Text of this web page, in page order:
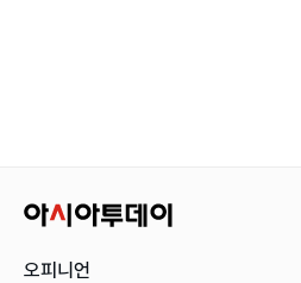
오피니언